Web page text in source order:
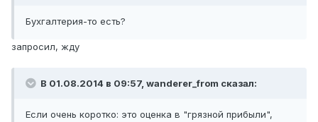
Бухгалтерия-то есть?
запросил, жду
В 01.08.2014 в 09:57, wanderer_from сказал:
Если очень коротко: это оценка в "грязной прибыли",